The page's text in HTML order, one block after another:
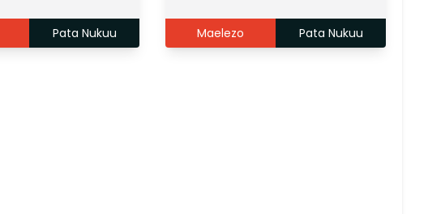
Pata Nukuu Maelezo Pata Nukuu